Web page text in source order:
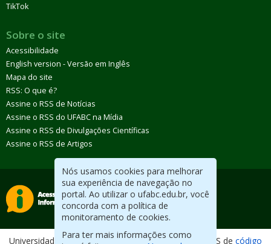
Nós usamos cookies para melhorar
sua experiência de navegação no
portal. Ao utilizar o ufabc.edu.br, você
concorda com a política de
monitoramento de cookies.
Para ter mais informações como
TikTok
Sobre o site
Acessibilidade
English version - Versão em Inglês
Mapa do site
RSS: O que é?
Assine o RSS de Notícias
Assine o RSS do UFABC na Mídia
Assine o RSS de Divulgações Científicas
Assine o RSS de Artigos
Universidade Federal do ABC. Desenvolvido com CMS de código